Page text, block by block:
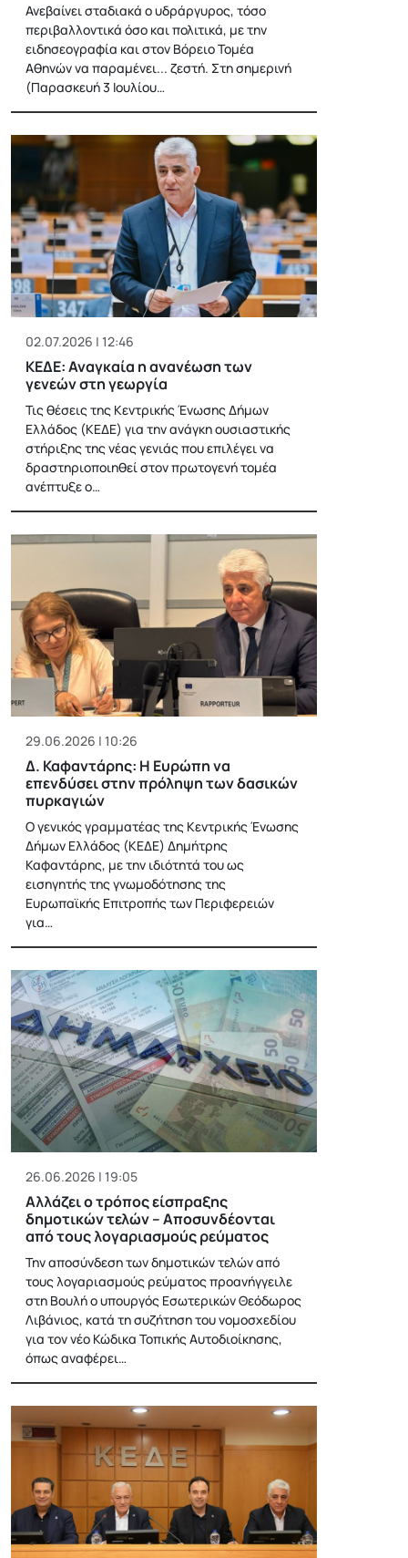
Ανεβαίνει σταδιακά ο υδράργυρος, τόσο
περιβαλλοντικά όσο και πολιτικά, με την
ειδησεογραφία και στον Βόρειο Τομέα
Αθηνών να παραμένει... ζεστή. Στη σημερινή
(Παρασκευή 3 Ιουλίου…
02.07.2026 | 12:46
ΚΕΔΕ: Αναγκαία η ανανέωση των
γενεών στη γεωργία
Τις θέσεις της Κεντρικής Ένωσης Δήμων
Ελλάδος (ΚΕΔΕ) για την ανάγκη ουσιαστικής
στήριξης της νέας γενιάς που επιλέγει να
δραστηριοποιηθεί στον πρωτογενή τομέα
ανέπτυξε ο…
29.06.2026 | 10:26
Δ. Καφαντάρης: Η Ευρώπη να
επενδύσει στην πρόληψη των δασικών
πυρκαγιών
Ο γενικός γραμματέας της Κεντρικής Ένωσης
Δήμων Ελλάδος (ΚΕΔΕ) Δημήτρης
Καφαντάρης, με την ιδιότητά του ως
εισηγητής της γνωμοδότησης της
Ευρωπαϊκής Επιτροπής των Περιφερειών
για…
26.06.2026 | 19:05
Aλλάζει ο τρόπος είσπραξης
δημοτικών τελών – Αποσυνδέονται
από τους λογαριασμούς ρεύματος
Την αποσύνδεση των δημοτικών τελών από
τους λογαριασμούς ρεύματος προανήγγειλε
στη Βουλή ο υπουργός Εσωτερικών Θεόδωρος
Λιβάνιος, κατά τη συζήτηση του νομοσχεδίου
για τον νέο Κώδικα Τοπικής Αυτοδιοίκησης,
όπως αναφέρει…